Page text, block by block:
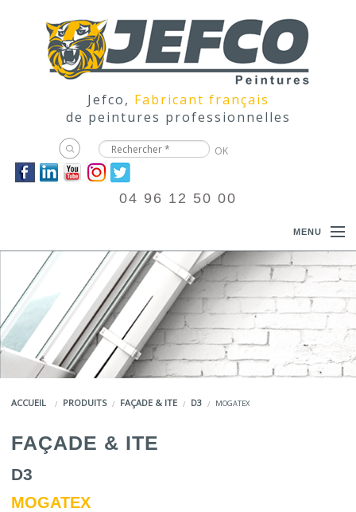
Jefco, Fabricant français
de peintures professionnelles
04 96 12 50 00
MENU
ACCUEIL
PRODUITS
DOCUMENTATIONS
COULEURS
LA MARQUE JEFCO®
ACCUEIL PRODUITS FAÇADE & ITE D3 MOGATEX
FAÇADE & ITE
D3
MOGATEX